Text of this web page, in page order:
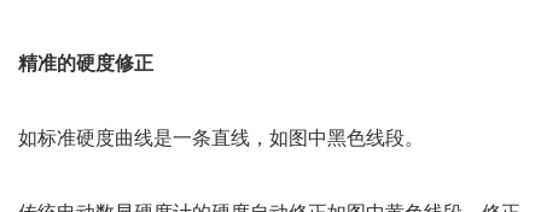
精准的硬度修正
如标准硬度曲线是一条直线，如图中黑色线段。